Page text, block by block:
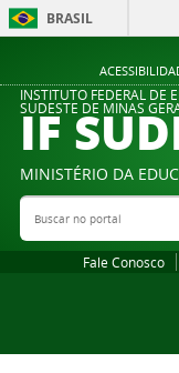
BRASIL
INSTITUTO FEDERAL DE
SUDESTE DE MINAS
IF
MINISTÉRIO DA
Buscar no portal
Fale Conosco